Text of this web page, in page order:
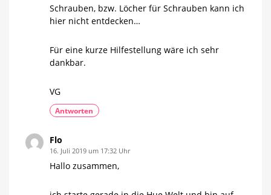
Schrauben, bzw. Löcher für Schrauben kann ich
hier nicht entdecken…
Für eine kurze Hilfestellung wäre ich sehr
dankbar.
VG
Antworten
Flo
16. Juli 2019 um 17:32 Uhr
Hallo zusammen,